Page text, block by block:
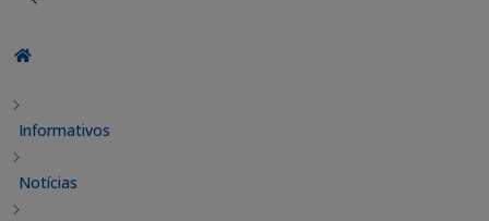
Informativos
Notícias